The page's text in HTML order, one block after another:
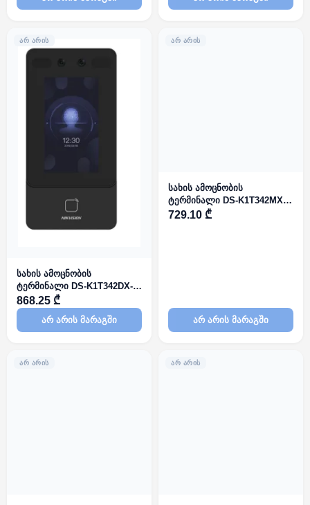
ᲐᲠ ᲐᲠᲘᲡ
სახის ამოცნობის
ტერმინალი DS-K1T342DX-
E1
868.25 ₾
არ არის მარაგში
ᲐᲠ ᲐᲠᲘᲡ
სახის ამოცნობის
ტერმინალი DS-K1T342MX-
E1
729.10 ₾
არ არის მარაგში
ᲐᲠ ᲐᲠᲘᲡ ᲐᲠ ᲐᲠᲘᲡ